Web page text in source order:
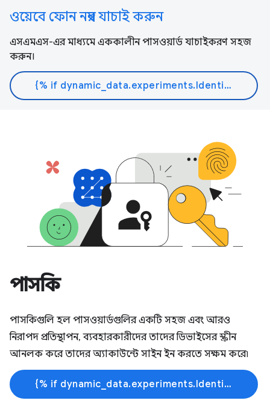
ওয়েবে ফোন নম্বর যাচাই করুন
এসএমএস-এর মাধ্যমে এককালীন পাসওয়ার্ড যাচাইকরণ সহজ
করুন।
{% if dynamic_data.experiments.IdentityButtonTextFeature.button_variant == 'variant_a' %}আরো জানুন{% else %}ডক পড়ুন{% endif %}
পাসকি
পাসকিগুলি হল পাসওয়ার্ডগুলির একটি সহজ এবং আরও
নিরাপদ প্রতিস্থাপন, ব্যবহারকারীদের তাদের ডিভাইসের স্ক্রীন
আনলক করে তাদের অ্যাকাউন্টে সাইন ইন করতে সক্ষম করে৷
{% if dynamic_data.experiments.IdentityButtonTextFeature.button_variant == 'variant_a' %}আরো জানুন{% else %}শেখা শুরু করুন{% endif %}